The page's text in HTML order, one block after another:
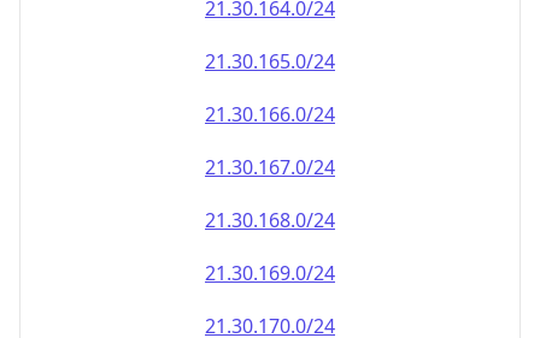
21.30.164.0/24
21.30.165.0/24
21.30.166.0/24
21.30.167.0/24
21.30.168.0/24
21.30.169.0/24
21.30.170.0/24